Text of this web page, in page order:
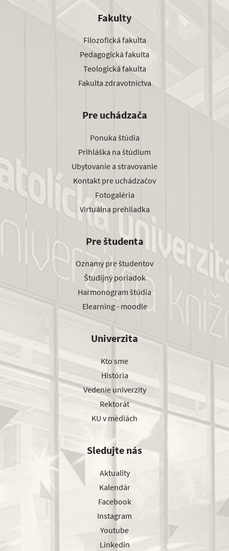
Fakulty
Filozofická fakulta
Pedagogická fakulta
Teologická fakulta
Fakulta zdravotníctva
Pre uchádzača
Ponuka štúdia
Prihláška na štúdium
Ubytovanie a stravovanie
Kontakt pre uchádzačov
Fotogaléria
Virtuálna prehliadka
Pre študenta
Oznamy pre študentov
Študijný poriadok
Harmonogram štúdia
Elearning - moodle
Univerzita
Kto sme
História
Vedenie univerzity
Rektorát
KU v médiách
Sledujte nás
Aktuality
Kalendár
Facebook
Instagram
Youtube
Linkedin